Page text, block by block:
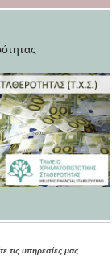
τις υπηρεσίες μας.